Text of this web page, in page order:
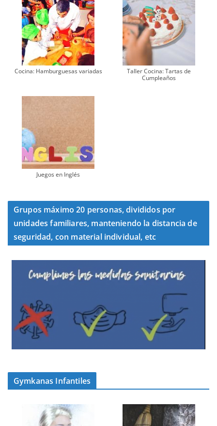
Cocina: Hamburguesas variadas
Taller Cocina: Tartas de
Cumpleaños
Juegos en Inglés
Grupos máximo 20 personas, divididos por
unidades familiares, manteniendo la distancia de
seguridad, con material individual, etc
Gymkanas Infantiles